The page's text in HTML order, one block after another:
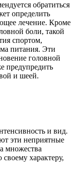
обратиться
определить
лечение. Кроме
боли, такой
спортом,
питания. Эти
головной
предупредить
и шеей.
и вид.
эти неприятные
множества
характеру,